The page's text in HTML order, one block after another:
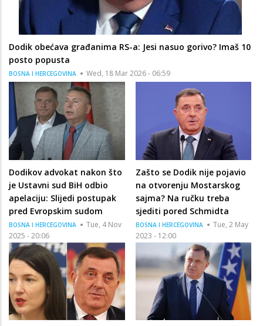
Dodik obećava građanima RS-a: Jesi nasuo gorivo? Imaš 10
posto popusta
BOSNA I HERCEGOVINA Wed, 18 Mar 2026 - 06:59
Dodikov advokat nakon što
je Ustavni sud BiH odbio
apelaciju: Slijedi postupak
pred Evropskim sudom
BOSNA I HERCEGOVINA
Tue, 4 Nov
2025 - 20:06
Zašto se Dodik nije pojavio
na otvorenju Mostarskog
sajma? Na ručku treba
sjediti pored Schmidta
BOSNA I HERCEGOVINA
Tue, 2 May
2023 - 12:00